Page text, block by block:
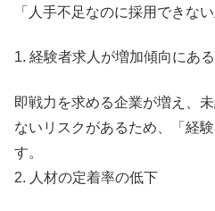
「人手不足なのに採用できない
1. 経験者求人が増加傾向にある
即戦力を求める企業が増え、
ないリスクがあるため、「経
す。
2. 人材の定着率の低下